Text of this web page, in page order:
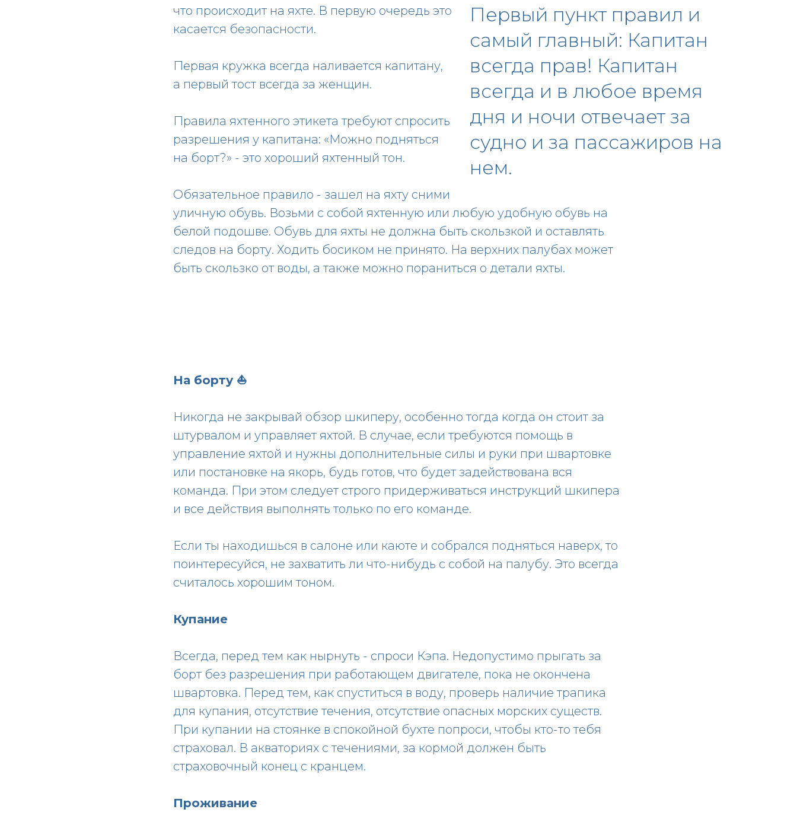
Первый пункт правил и
самый главный: Капитан
всегда прав! Капитан
всегда и в любое время
дня и ночи отвечает за
судно и за пассажиров на
нем.
что происходит на яхте. В первую очередь это
касается безопасности.
Первая кружка всегда наливается капитану,
а первый тост всегда за женщин.
Правила яхтенного этикета требуют спросить
разрешения у капитана: «Можно подняться
на борт?» - это хороший яхтенный тон.
Обязательное правило - зашел на яхту сними
уличную обувь. Возьми с собой яхтенную или любую удобную обувь на
белой подошве. Обувь для яхты не должна быть скользкой и оставлять
следов на борту. Ходить босиком не принято. На верхних палубах может
быть скользко от воды, а также можно пораниться о детали яхты.
На борту ⛵️
Никогда не закрывай обзор шкиперу, особенно тогда когда он стоит за
штурвалом и управляет яхтой. В случае, если требуются помощь в
управление яхтой и нужны дополнительные силы и руки при швартовке
или постановке на якорь, будь готов, что будет задействована вся
команда. При этом следует строго придерживаться инструкций шкипера
и все действия выполнять только по его команде.
Если ты находишься в салоне или каюте и собрался подняться наверх, то
поинтересуйся, не захватить ли что-нибудь с собой на палубу. Это всегда
считалось хорошим тоном.
Купание
Всегда, перед тем как нырнуть - спроси Кэпа. Недопустимо прыгать за
борт без разрешения при работающем двигателе, пока не окончена
швартовка. Перед тем, как спуститься в воду, проверь наличие трапика
для купания, отсутствие течения, отсутствие опасных морских существ.
При купании на стоянке в спокойной бухте попроси, чтобы кто-то тебя
страховал. В акваториях с течениями, за кормой должен быть
страховочный конец с кранцем.
Проживание